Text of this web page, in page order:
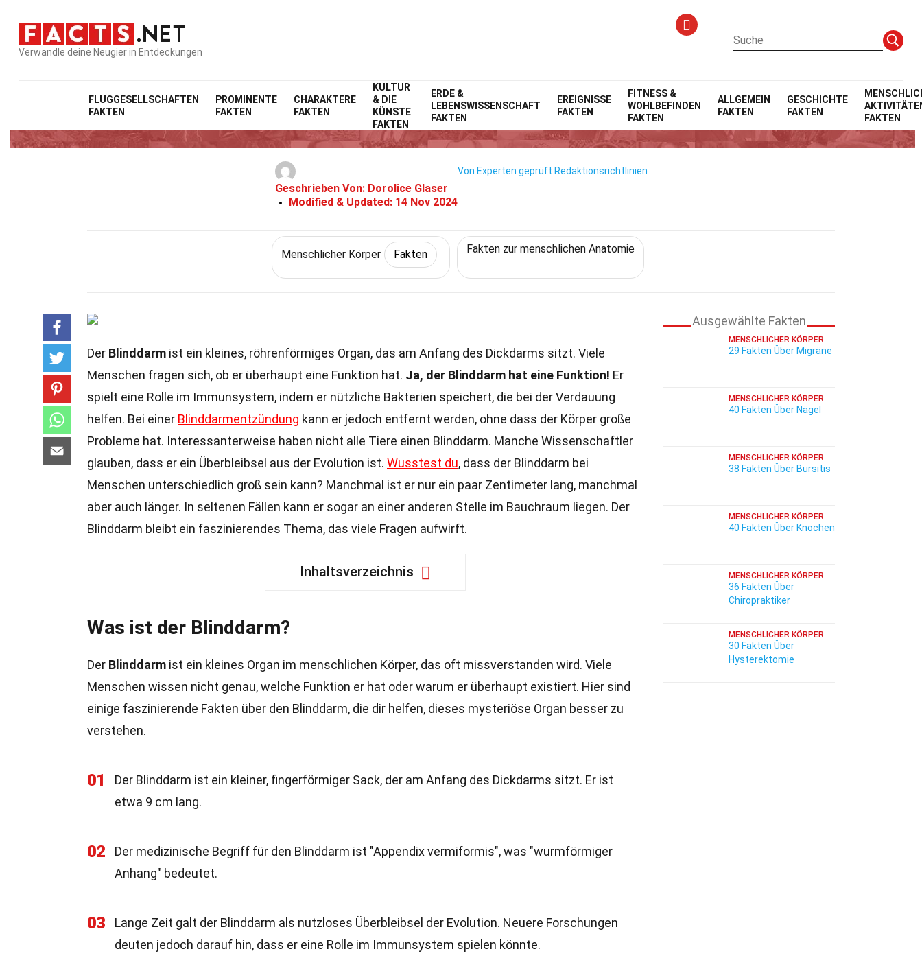
Verwandle deine Neugier in Entdeckungen
FLUGGESELLSCHAFTEN
FAKTEN
PROMINENTE
FAKTEN
CHARAKTERE
FAKTEN
KULTUR
& DIE
KÜNSTE
FAKTEN
ERDE &
LEBENSWISSENSCHAFT
FAKTEN
EREIGNISSE
FAKTEN
FITNESS &
WOHLBEFINDEN
FAKTEN
ALLGEMEIN
FAKTEN
GESCHICHTE
FAKTEN
FAKTEN
Home NaturFakten Menschlicher Körper Fakten
26 Fakten Über Blinddarm
Geschrieben Von: Dorolice Glaser
Modified & Updated: 14 Nov 2024
Von Experten geprüft Redaktionsrichtlinien
Menschlicher Körper Fakten Fakten zur menschlichen Anatomie
Der Blinddarm ist ein kleines, röhrenförmiges Organ, das am Anfang des Dickdarms sitzt. Viele
Menschen fragen sich, ob er überhaupt eine Funktion hat. Ja, der Blinddarm hat eine Funktion! Er
spielt eine Rolle im Immunsystem, indem er nützliche Bakterien speichert, die bei der Verdauung
helfen. Bei einer Blinddarmentzündung kann er jedoch entfernt werden, ohne dass der Körper große
Probleme hat. Interessanterweise haben nicht alle Tiere einen Blinddarm. Manche Wissenschaftler
glauben, dass er ein Überbleibsel aus der Evolution ist. Wusstest du, dass der Blinddarm bei
Menschen unterschiedlich groß sein kann? Manchmal ist er nur ein paar Zentimeter lang, manchmal
aber auch länger. In seltenen Fällen kann er sogar an einer anderen Stelle im Bauchraum liegen. Der
Blinddarm bleibt ein faszinierendes Thema, das viele Fragen aufwirft.
Inhaltsverzeichnis
Was ist der Blinddarm?
Der Blinddarm ist ein kleines Organ im menschlichen Körper, das oft missverstanden wird. Viele
Menschen wissen nicht genau, welche Funktion er hat oder warum er überhaupt existiert. Hier sind
einige faszinierende Fakten über den Blinddarm, die dir helfen, dieses mysteriöse Organ besser zu
verstehen.
01
Der Blinddarm ist ein kleiner, fingerförmiger Sack, der am Anfang des Dickdarms sitzt. Er ist
etwa 9 cm lang.
02
Der medizinische Begriff für den Blinddarm ist "Appendix vermiformis", was "wurmförmiger
Anhang" bedeutet.
03
Lange Zeit galt der Blinddarm als nutzloses Überbleibsel der Evolution. Neuere Forschungen
deuten jedoch darauf hin, dass er eine Rolle im Immunsystem spielen könnte.
Ausgewählte Fakten
MENSCHLICHER KÖRPER
29 Fakten Über Migräne
MENSCHLICHER KÖRPER
40 Fakten Über Nägel
MENSCHLICHER KÖRPER
38 Fakten Über Bursitis
MENSCHLICHER KÖRPER
40 Fakten Über Knochen
MENSCHLICHER KÖRPER
36 Fakten Über
Chiropraktiker
MENSCHLICHER KÖRPER
30 Fakten Über
Hysterektomie